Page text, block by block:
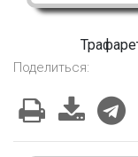
Поделиться: